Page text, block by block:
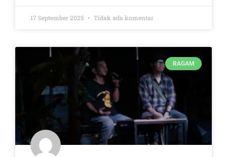
17 September 2025 Tidak ada komentar
RAGAM